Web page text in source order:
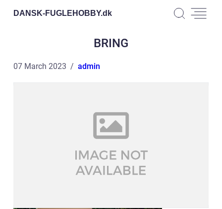
DANSK-FUGLEHOBBY.dk
BRING
07 March 2023 admin